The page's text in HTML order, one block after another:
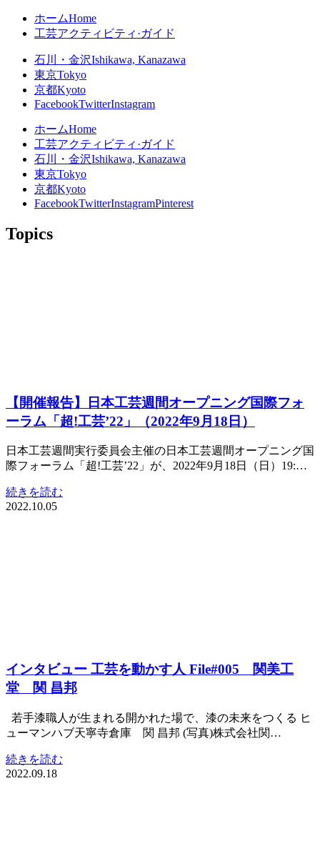
ホームHome
工芸アクティビティ·ガイド
石川・金沢Ishikawa, Kanazawa
東京Tokyo
京都Kyoto
FacebookTwitterInstagram
ホームHome
工芸アクティビティ·ガイド
石川・金沢Ishikawa, Kanazawa
東京Tokyo
京都Kyoto
FacebookTwitterInstagramPinterest
Topics
【開催報告】日本工芸週間オープニング国際フォ
ーラム「超!工芸’22」（2022年9月18日）
日本工芸週間実行委員会主催の日本工芸週間オープニング国
際フォーラム「超!工芸’22」が、2022年9月18日（日）19:…
続きを読む
2022.10.05
インタビュー 工芸を動かす人 File#005 関美工
堂 関 昌邦
若手漆職人が生まれる開かれた場で、漆の未来をつくる ヒ
ューマンハブ天寧寺倉庫 関 昌邦 (写真)株式会社関…
続きを読む
2022.09.18